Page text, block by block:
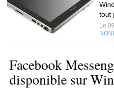
tout
Le
Facebook
disponible sur